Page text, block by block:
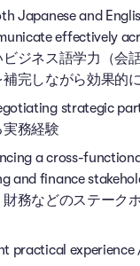
Japanese and
effectively
ジネス語学力（会
完しながら効果的
strategic
務経験
a cross-
and finance
務などのステーク
practical